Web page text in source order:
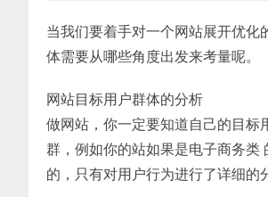
当我们要着手对一个网站展开优
体需要从哪些角度出发来考量呢。
网站目标用户群体的分析
做网站，你一定要知道自己的目
群，例如你的站如果是电子商务
的，只有对用户行为进行了详细的